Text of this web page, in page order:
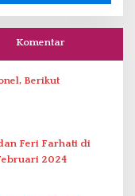
Komentar
Berikut
Feri Farhati di
2024